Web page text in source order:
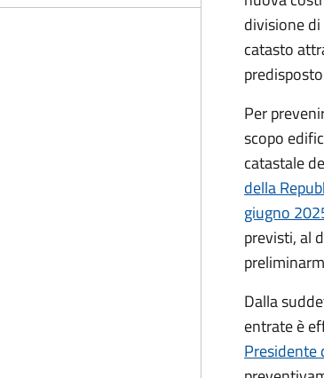
divisione
catasto
Per
scopo
catastale
della
giugno
previsti, al
Dalla
entrate è
Presidente